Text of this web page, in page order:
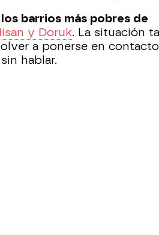
barrios más pobres de
y Doruk. La situación
a ponerse en
hablar.